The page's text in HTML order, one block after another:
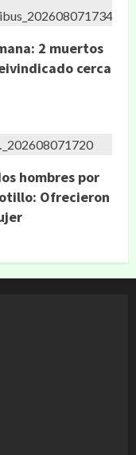
2 muertos
cerca
hombres por
Ofrecieron